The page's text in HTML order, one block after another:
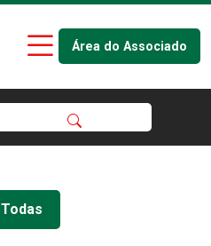
Área do Associado
Todas